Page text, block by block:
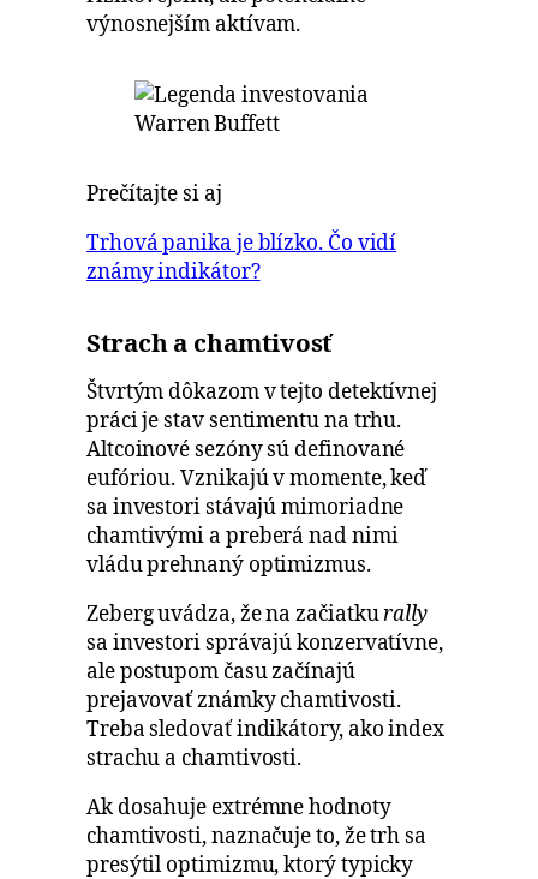
výnosnejším aktívam.
Prečítajte si aj
Trhová panika je blízko. Čo vidí
známy indikátor?
Strach a chamtivosť
Štvrtým dôkazom v tejto detektívnej
práci je stav sentimentu na trhu.
Altcoinové sezóny sú definované
eufóriou. Vznikajú v momente, keď
sa investori stávajú mimoriadne
chamtivými a preberá nad nimi
vládu prehnaný optimizmus.
Zeberg uvádza, že na začiatkurally
sa investori správajú konzervatívne,
ale postupom času začínajú
prejavovať známky chamtivosti.
Treba sledovať indikátory, ako index
strachu a chamtivosti.
Ak dosahuje extrémne hodnoty
chamtivosti, naznačuje to, že trh sa
presýtil optimizmu, ktorý typicky